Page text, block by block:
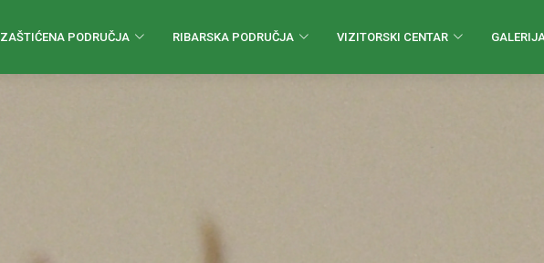
ZAŠTIĆENA PODRUČJA RIBARSKA PODRUČJA VIZITORSKI CENTAR